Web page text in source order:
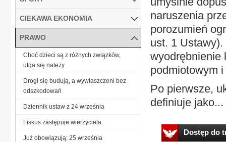
naruszenia
porozumień
ust. 1 Ustawy).
wyodrębnienie
podmiotowym
Po pierwsze,
definiuje jako...
Dostęp do
CIEKAWA EKONOMIA
PRAWO
Choć dzieci są z różnych związków,
ulga się należy
Drogi się budują, a wywłaszczeni bez
odszkodowań
Dziennik ustaw z 24 września
Fiskus zastępuje wierzyciela
Już obowiązują: 25 września